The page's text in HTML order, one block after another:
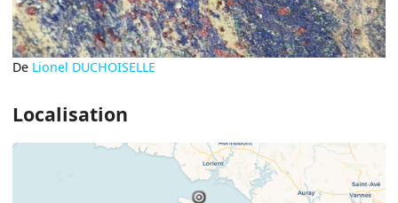
De Lionel DUCHOISELLE
Localisation